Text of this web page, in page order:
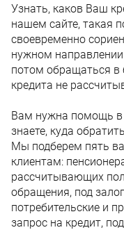
Узнать, каков Ваш
нашем сайте, такая
своевременно
нужном
потом обращаться в
кредита не
Вам нужна помощь в
знаете, куда
Мы подберем пять
клиентам:
рассчитывающих
обращения, под
потребительские и
запрос на кредит,